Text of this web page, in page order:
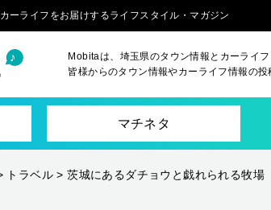
ライフをお届けするライフスタイル・マガジン
Mobitaは、埼玉県のタウン情報とカーライ
皆様からのタウン情報やカーライフ情報の投
マチネタ
トラベル >茨城にあるダチョウと戯れられる牧場